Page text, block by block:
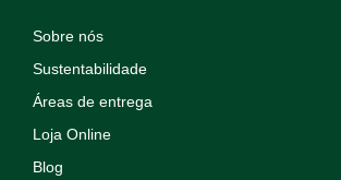
Sobre nós
Sustentabilidade
Áreas de entrega
Loja Online
Blog